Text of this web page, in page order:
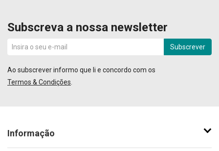
Subscreva a nossa newsletter
Subscrever
Ao subscrever informo que li e concordo com os
Termos & Condições
Informação